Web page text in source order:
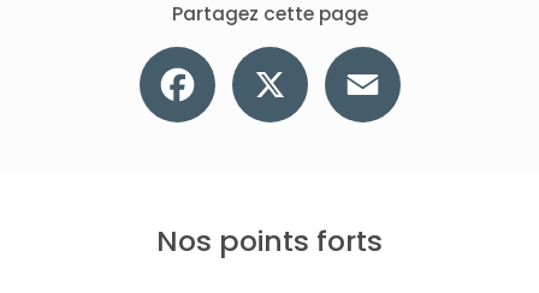
Partagez cette page
Facebook
Nos points forts